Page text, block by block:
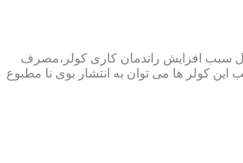
سبب افزایش راندمان کاری کولر،مصرف
کولر ها می توان به انتشار بوی نا مطبوع